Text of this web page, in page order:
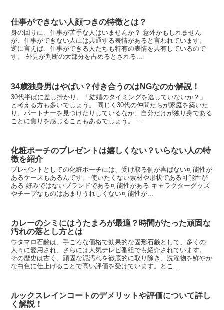
仕事ができない人顔つきの特徴とは？
身の回りに、仕事が苦手な人はいませんか？ 意外かもしれません
が、仕事ができない人には共通する表情があると言われています。
逆に言えば、仕事ができる人たちも特有の表情を共有しているので
す。 外見が判断の大部分を占めるとされる...
34歳独身男はやばい？付き合うのはNGなのか解説！
30代半ばに差し掛かり、「結婚のタイミングを逃していないか？」
と考える方も多いでしょう。 同じく30代の仲間たちが家庭を築いた
り、パートナーを見つけたりしているなか、自分だけが独り身である
ことに焦りを感じることもあるでしょう。 ...
化粧ポーチのプレゼントは嬉しくない？いらない人の特
徴を紹介
プレゼントとしての化粧ポーチには、受け取る側が喜ばない可能性が
あるケースもあるんです。 使いたくない素材や形状である可能性が
ある 好みではないブランドである可能性がある キャラクターグッズ
やチープなものはあまりうれしくない可能性が...
カレーのシミにはうたまろが最適？時間がたった頑固な
汚れの落とし方とは
ウタマロ石鹸は、手ごろな価格で効果的な固形石鹸として、多くの
人々に愛用され、さらには人気テレビ番組でも紹介されています。
その歴史は古く、頑固な泥汚れを徹底的に取り除き、洗濯物を鮮やか
な白色に仕上げることで高い評価を受けています。とこ...
ルックスレインコートのデメリットや評価について詳し
く解説！